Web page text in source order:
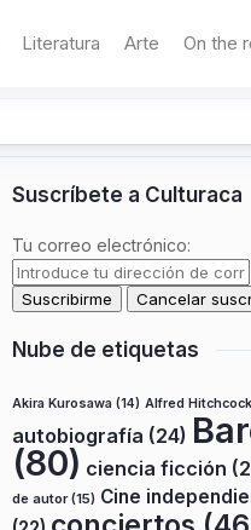
Literatura Arte On the
Suscríbete a Culturaca
Tu correo electrónico:
Nube de etiquetas
Akira Kurosawa (14) Alfred Hitchcock
autobiografía (24)
(80) ciencia ficción
de autor(15) Cine